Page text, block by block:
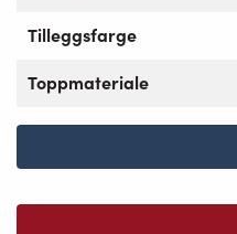
Tilleggsfarge
Toppmateriale